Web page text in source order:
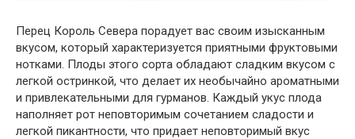
Перец Король Севера порадует вас своим изысканным
вкусом, который характеризуется приятными фруктовыми
нотками. Плоды этого сорта обладают сладким вкусом с
легкой остринкой, что делает их необычайно ароматными
и привлекательными для гурманов. Каждый укус плода
наполняет рот неповторимым сочетанием сладости и
легкой пикантности, что придает неповторимый вкус